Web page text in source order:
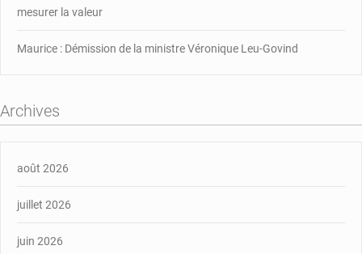
mesurer la valeur
Maurice : Démission de la ministre Véronique Leu-Govind
Archives
août 2026
juillet 2026
juin 2026